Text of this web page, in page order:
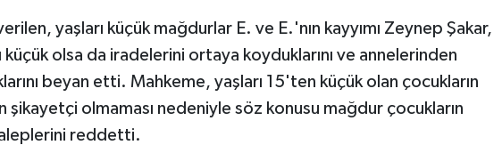
yaşları küçük mağdurlar E. ve E.'nın kayyımı Zeynep Şakar,
küçük olsa da iradelerini ortaya koyduklarını ve annelerinden
beyan etti. Mahkeme, yaşları 15'ten küçük olan çocukların
şikayetçi olmaması nedeniyle söz konusu mağdur çocukların
reddetti.